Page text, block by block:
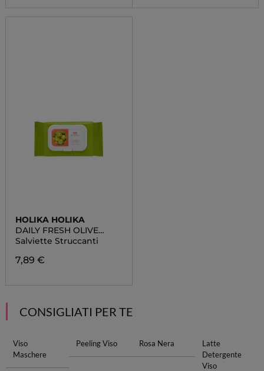
HOLIKA HOLIKA
DAILY FRESH OLIVE
CLEANSING TISSUE
Salviette Struccanti
7,89 €
CONSIGLIATI PER TE
Viso
Maschere
Peeling Viso Rosa Nera
Latte
Detergente
Viso